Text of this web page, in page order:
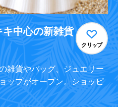
中心の新雑貨
クリップ
雑貨やバッグ、ジュエリー
ップがオープン。ショッピ